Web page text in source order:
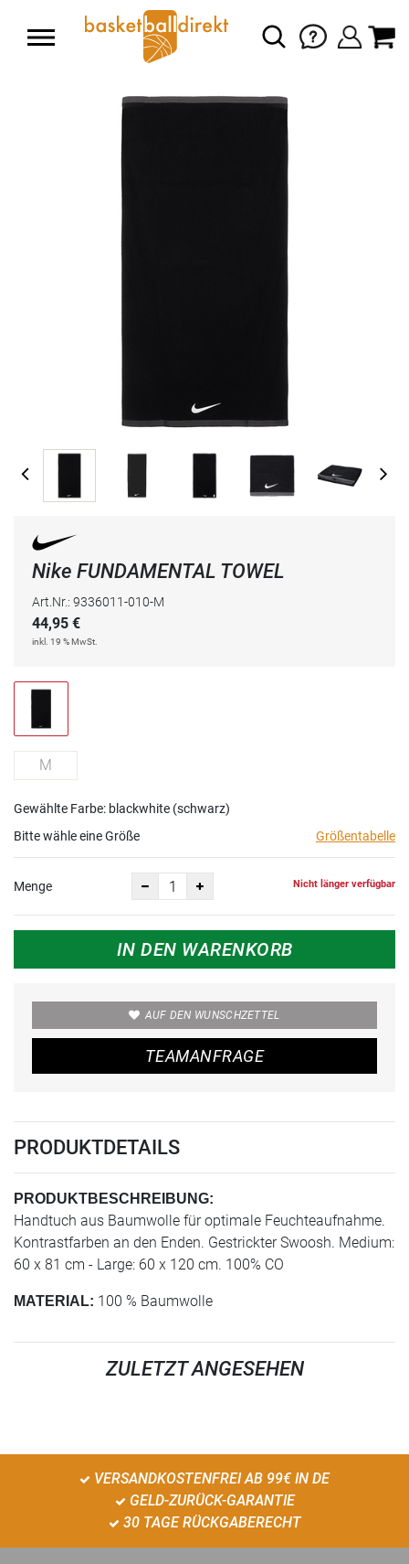
Nike FUNDAMENTAL TOWEL
Art.Nr.: 9336011-010-M
44,95 €
inkl. 19 % MwSt.
M
Gewählte Farbe: blackwhite (schwarz)
Bitte wähle eine Größe
Größentabelle
Menge Nicht länger verfügbar
IN DEN WARENKORB
AUF DEN WUNSCHZETTEL
TEAMANFRAGE
PRODUKTDETAILS
PRODUKTBESCHREIBUNG:
Handtuch aus Baumwolle für optimale Feuchteaufnahme.
Kontrastfarben an den Enden. Gestrickter Swoosh. Medium:
60 x 81 cm - Large: 60 x 120 cm. 100% CO
MATERIAL: 100 % Baumwolle
ZULETZT ANGESEHEN
VERSANDKOSTENFREI AB 99€ IN DE
GELD-ZURÜCK-GARANTIE
30 TAGE RÜCKGABERECHT